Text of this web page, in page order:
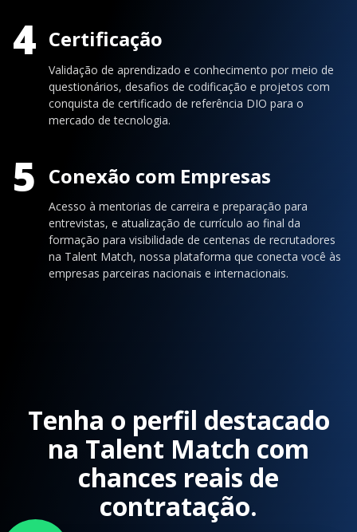
4 Certificação
Validação de aprendizado e conhecimento por meio de
questionários, desafios de codificação e projetos com
conquista de certificado de referência DIO para o
mercado de tecnologia.
5 Conexão com Empresas
Acesso à mentorias de carreira e preparação para
entrevistas, e atualização de currículo ao final da
formação para visibilidade de centenas de recrutadores
na Talent Match, nossa plataforma que conecta você às
empresas parceiras nacionais e internacionais.
Tenha o perfil destacado
na Talent Match com
chances reais de
contratação.